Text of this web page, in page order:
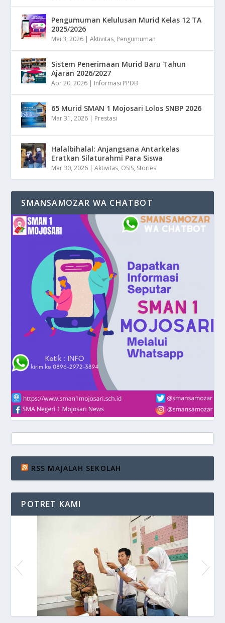
Pengumuman Kelulusan Murid Kelas 12 TA
2025/2026
Mei 3, 2026 |Aktivitas, Pengumuman
Sistem Penerimaan Murid Baru Tahun
Ajaran 2026/2027
Apr 20, 2026 | Informasi PPDB
65 Murid SMAN 1 Mojosari Lolos SNBP 2026
Mar 31, 2026 | Prestasi
Halalbihalal: Anjangsana Antarkelas
Eratkan Silaturahmi Para Siswa
Mar 30, 2026 |Aktivitas, OSIS, Stories
SMANSAMOZAR WA CHATBOT
RSS MAJALAH SEKOLAH
POTRET KAMI